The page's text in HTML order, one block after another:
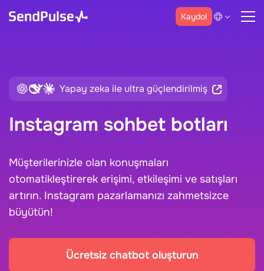
Kaydol
Yapay zeka ile ultra güçlendirilmiş
Instagram sohbet botları
Müşterilerinizle olan konuşmaları
otomatikleştirerek erişimi, etkileşimi ve satışları
artırın. Instagram pazarlamanızı zahmetsizce
büyütün!
Ücretsiz chatbot oluşturun